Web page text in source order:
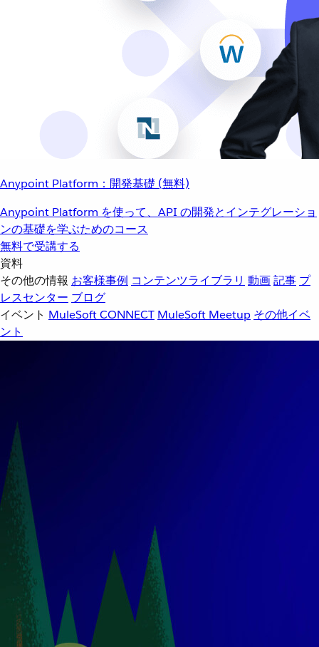
Anypoint Platform：開発基礎 (無料)
Anypoint Platform を使って、API の開発とインテグレーショ
ンの基礎を学ぶためのコース
無料で受講する
資料
その他の情報 お客様事例 コンテンツライブラリ 動画記事 プ
レスセンター ブログ
イベント MuleSoft CONNECT MuleSoft Meetup その他イベ
ント